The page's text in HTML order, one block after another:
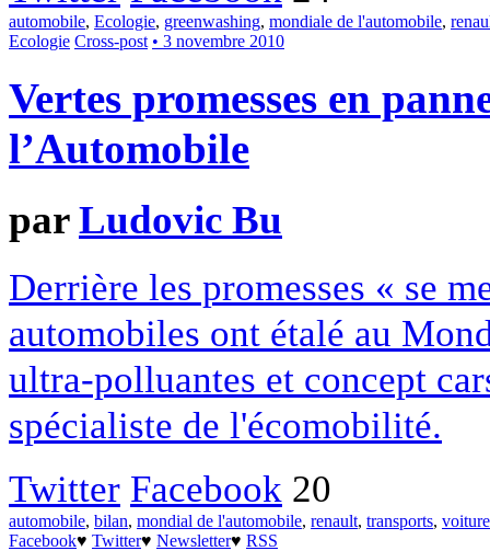
automobile, Ecologie, greenwashing, mondiale de l'automobile,
Ecologie Cross-post • 3 novembre 2010
Vertes promesses en
l’Automobile
parLudovic Bu
Derrière les promesses « se
automobiles ont étalé au
ultra-polluantes et concept
spécialiste de l'écomobilité.
Twitter Facebook 20
automobile, bilan, mondial de l'automobile, renault, transports,
Facebook♥ Twitter♥ Newsletter♥ RSS